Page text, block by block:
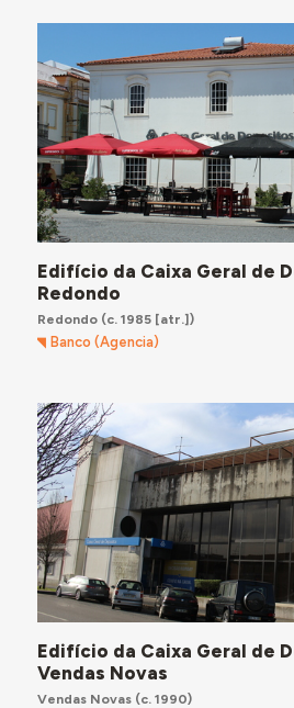
Edifício da Caixa Geral de
Redondo
Redondo(c. 1985 [atr.])
Banco (Agencia)
Edifício da Caixa Geral de
Vendas Novas
Vendas Novas(c. 1990)